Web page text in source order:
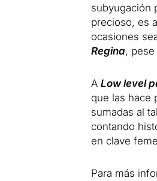
subyugación
precioso, es
ocasiones
Regina,
A Low level
que las hace
sumadas al
contando
en clave
Para más